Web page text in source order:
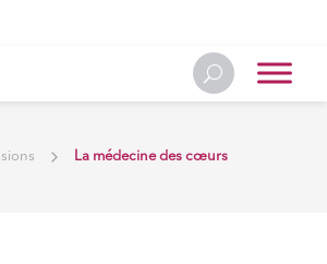
La médecine des cœurs